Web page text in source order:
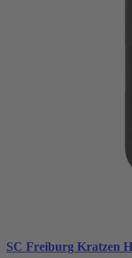
SC Freiburg Kratzen